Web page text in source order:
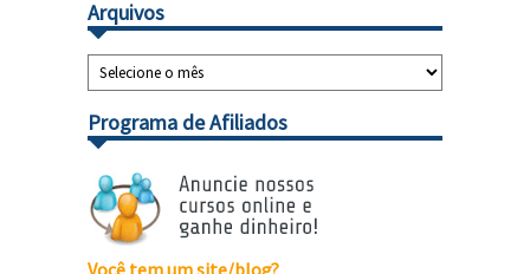
Arquivos
Programa de Afiliados
Você tem um site/blog?